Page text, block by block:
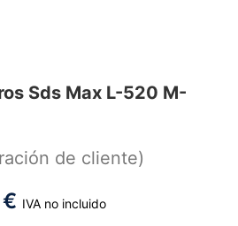
Sds Max L-520 M-
de cliente)
€ IVA no incluido